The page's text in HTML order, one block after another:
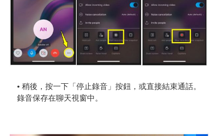
• 稍後，按一下「停止錄音」按鈕，或直接結束通話。
錄音保存在聊天視窗中。